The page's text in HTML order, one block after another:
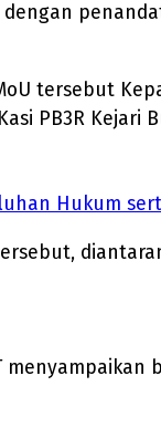
tersebut
PB3R
Hukum